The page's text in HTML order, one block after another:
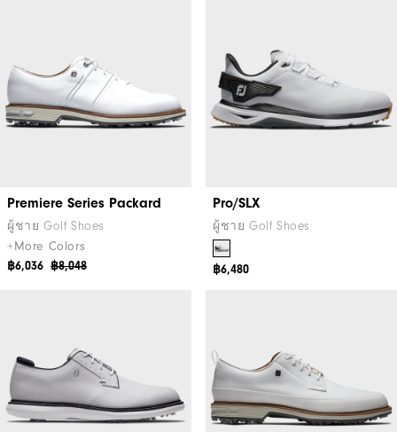
Premiere Series Packard
ผู้ชาย Golf Shoes
+More Colors
฿8,048
฿6,036
Pro/SLX
ผู้ชาย Golf Shoes
฿6,480